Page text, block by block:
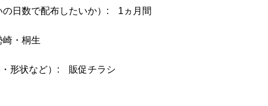
の日数で配布したいか）: 1ヵ月間
・桐生
形状など）: 販促チラシ